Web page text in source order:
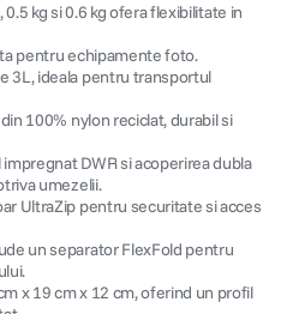
0.5 kg si 0.6 kg ofera flexibilitate in
pentru echipamente foto.
3L, ideala pentru transportul
100% nylon reciclat, durabil si
DWR si acoperirea dubla
umezelii.
UltraZip pentru securitate si acces
un separator FlexFold pentru
x 19 cm x 12 cm, oferind un profil